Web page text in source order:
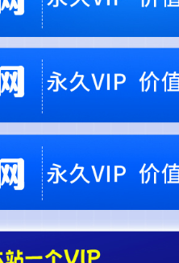
梦币9.9
梦币1
钻石会员
您当前未登录！建议登陆后购
入3张